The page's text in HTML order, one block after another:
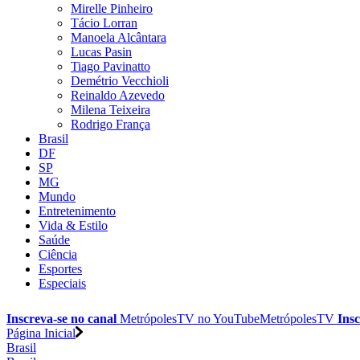
Mirelle Pinheiro
Tácio Lorran
Manoela Alcântara
Lucas Pasin
Tiago Pavinatto
Demétrio Vecchioli
Reinaldo Azevedo
Milena Teixeira
Rodrigo França
Brasil
DF
SP
MG
Mundo
Entretenimento
Vida & Estilo
Saúde
Ciência
Esportes
Especiais
Inscreva-se no canal MetrópolesTV noYouTubeMetrópolesTV
Página Inicial
Brasil